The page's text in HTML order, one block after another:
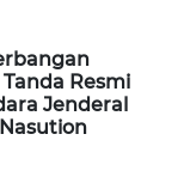
Resmi
Jenderal